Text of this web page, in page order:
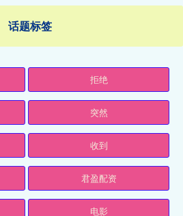
话题标签
拒绝
突然
收到
君盈配资
电影